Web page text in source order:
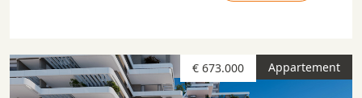
Appartement
€ 673.000